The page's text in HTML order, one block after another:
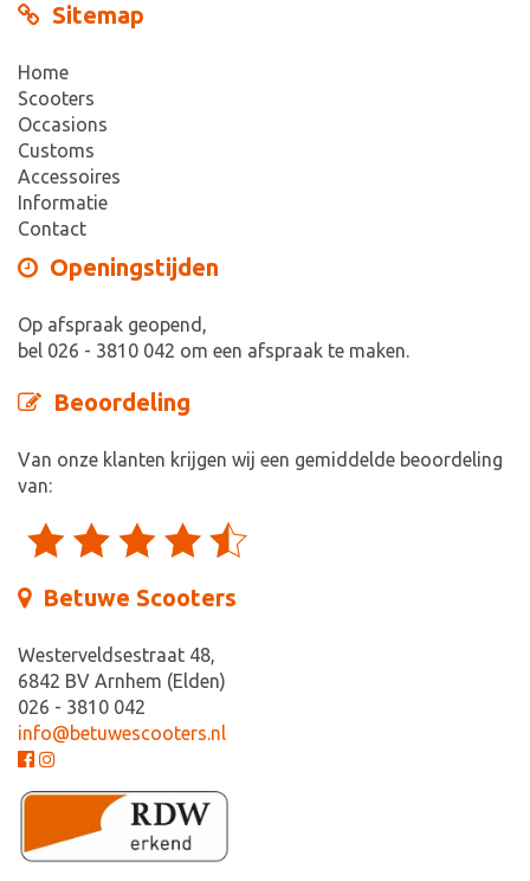
Sitemap
Home
Scooters
Occasions
Customs
Accessoires
Informatie
Contact
Openingstijden
Op afspraak geopend,
bel 026 - 3810 042 om een afspraak te maken.
Beoordeling
Van onze klanten krijgen wij een gemiddelde beoordeling
van:
Betuwe Scooters
Westerveldsestraat 48,
6842 BV Arnhem (Elden)
026 - 3810 042
info@betuwescooters.nl